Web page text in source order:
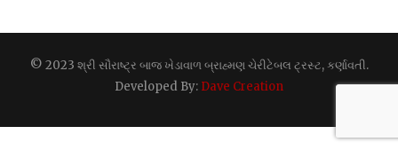
© 2023 શ્રી સૌરાષ્ટ્ર બાજ ખેડાવાળ બ્રાહ્મણ ચેરીટેબલ ટ્રસ્ટ, કર્ણાવતી.
Developed By: Dave Creation